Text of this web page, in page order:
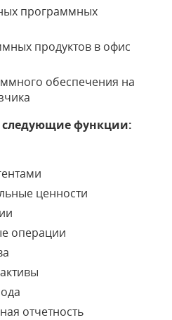
программных
продуктов в офис
обеспечения на
функции:
ценности
операции
отчетность